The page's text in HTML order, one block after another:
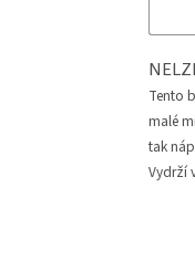
Tento
malé
tak
Vydrží